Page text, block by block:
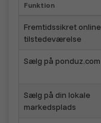
Funktion
Fremtidssikret online
tilstedeværelse
Sælg på ponduz.com
Sælg på din lokale
markedsplads